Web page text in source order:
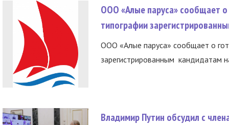
ООО «Алые паруса» сообщает о
типографии
ООО «Алые паруса» сообщает о
зарегистрированным кандидатам
Владимир Путин обсудил с